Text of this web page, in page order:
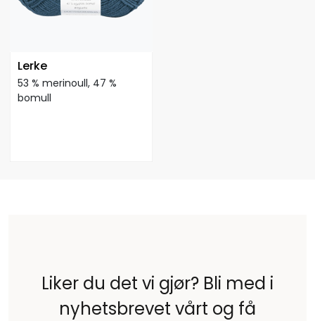
Lerke
53 % merinoull, 47 %
bomull
Liker du det vi gjør? Bli med i
nyhetsbrevet vårt og få